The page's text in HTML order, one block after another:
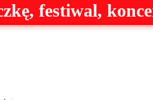
festiwal,